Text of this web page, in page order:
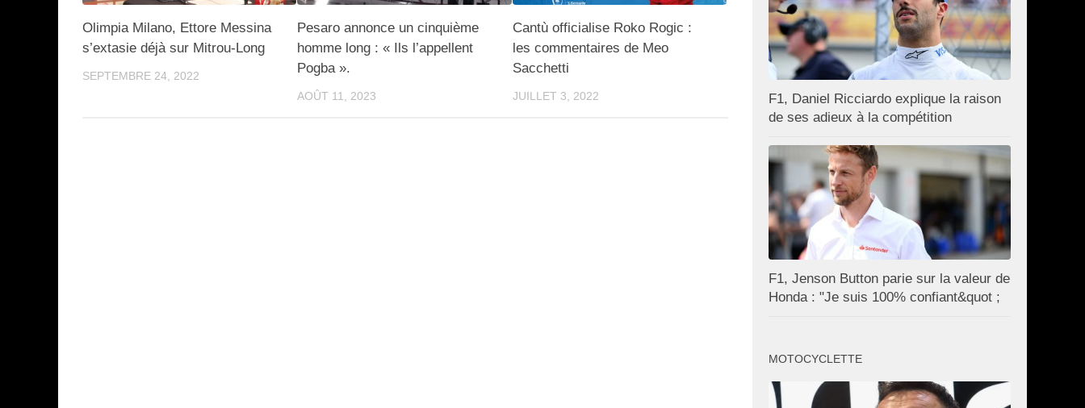
Olimpia Milano, Ettore Messina
s’extasie déjà sur Mitrou-Long
SEPTEMBRE 24, 2022
Pesaro annonce un cinquième
homme long : « Ils l’appellent
Pogba ».
AOÛT 11, 2023
Cantù officialise Roko Rogic :
les commentaires de Meo
Sacchetti
JUILLET 3, 2022
F1, Daniel Ricciardo explique la raison
de ses adieux à la compétition
F1, Jenson Button parie sur la valeur de
Honda : "Je suis 100% confiant&quot ;
MOTOCYCLETTE